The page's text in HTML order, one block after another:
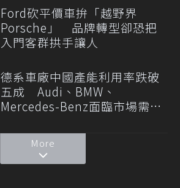
Ford砍平價車拚「越野界
Porsche」 品牌轉型卻恐把
入門客群拱手讓人
德系車廠中國產能利用率跌破
五成 Audi、BMW、
Mercedes-Benz面臨市場需求
More